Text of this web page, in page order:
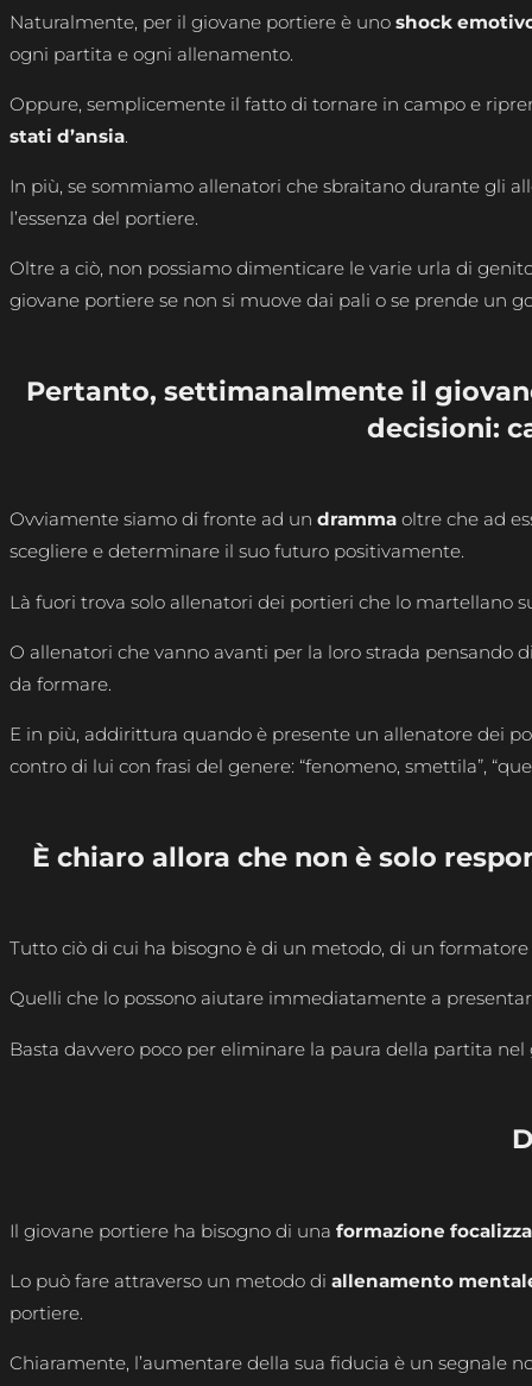
Naturalmente, per il giovane portiere è uno shock
ogni partita e ogni allenamento.
Oppure, semplicemente il fatto di tornare in campo e
stati d’ansia.
In più, se sommiamo allenatori che sbraitano durante gli
l’essenza del portiere.
Oltre a ciò, non possiamo dimenticare le varie urla di
giovane portiere se non si muove dai pali o se prende un
Pertanto, settimanalmente il
decisioni:
Ovviamente siamo di fronte ad un dramma oltre che ad
scegliere e determinare il suo futuro positivamente.
Là fuori trova solo allenatori dei portieri che lo martellano
O allenatori che vanno avanti per la loro strada pensando
da formare.
E in più, addirittura quando è presente un allenatore dei
contro di lui con frasi del genere: “fenomeno, smettila”,
È chiaro allora che non è solo
Tutto ciò di cui ha bisogno è di un metodo, di un
Quelli che lo possono aiutare immediatamente a
Basta davvero poco per eliminare la paura della partita nel
Il giovane portiere ha bisogno di una formazione
Lo può fare attraverso un metodo di allenamento
portiere.
Chiaramente, l’aumentare della sua fiducia è un segnale